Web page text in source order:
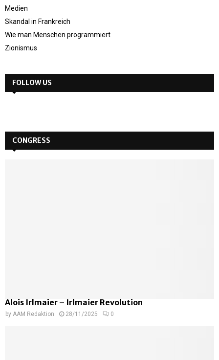
Medien
Skandal in Frankreich
Wie man Menschen programmiert
Zionismus
FOLLOW US
CONGRESS
Alois Irlmaier – Irlmaier Revolution
by AAM Redaktion 28/11/2025 0